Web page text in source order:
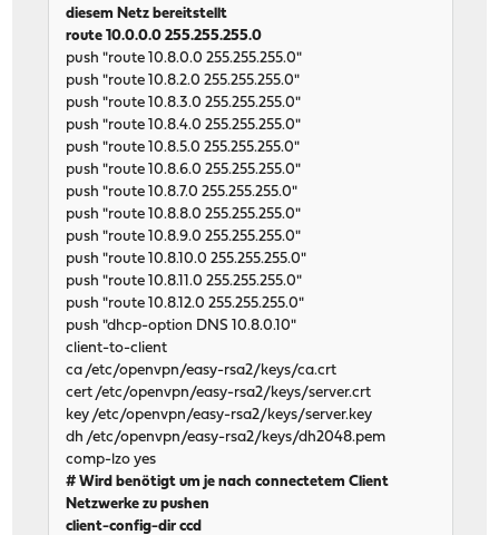
diesem Netz bereitstellt
route 10.0.0.0 255.255.255.0
push "route 10.8.0.0 255.255.255.0"
push "route 10.8.2.0 255.255.255.0"
push "route 10.8.3.0 255.255.255.0"
push "route 10.8.4.0 255.255.255.0"
push "route 10.8.5.0 255.255.255.0"
push "route 10.8.6.0 255.255.255.0"
push "route 10.8.7.0 255.255.255.0"
push "route 10.8.8.0 255.255.255.0"
push "route 10.8.9.0 255.255.255.0"
push "route 10.8.10.0 255.255.255.0"
push "route 10.8.11.0 255.255.255.0"
push "route 10.8.12.0 255.255.255.0"
push "dhcp-option DNS 10.8.0.10"
client-to-client
ca /etc/openvpn/easy-rsa2/keys/ca.crt
cert /etc/openvpn/easy-rsa2/keys/server.crt
key /etc/openvpn/easy-rsa2/keys/server.key
dh /etc/openvpn/easy-rsa2/keys/dh2048.pem
comp-lzo yes
# Wird benötigt um je nach connectetem Client
Netzwerke zu pushen
client-config-dir ccd